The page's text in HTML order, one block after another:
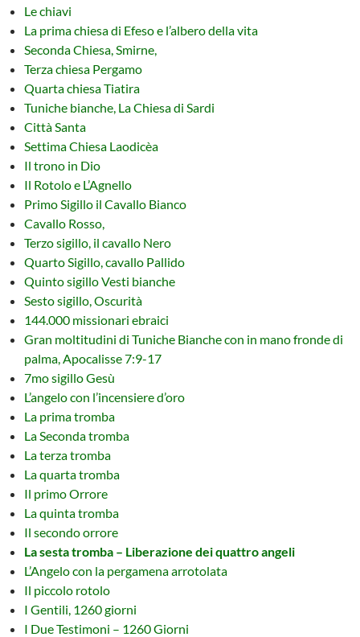
Le chiavi
La prima chiesa di Efeso e l’albero della vita
Seconda Chiesa, Smirne,
Terza chiesa Pergamo
Quarta chiesa Tiatira
Tuniche bianche, La Chiesa di Sardi
Città Santa
Settima Chiesa Laodicèa
Il trono in Dio
Il Rotolo e L’Agnello
Primo Sigillo il Cavallo Bianco
Cavallo Rosso,
Terzo sigillo, il cavallo Nero
Quarto Sigillo, cavallo Pallido
Quinto sigillo Vesti bianche
Sesto sigillo, Oscurità
144.000 missionari ebraici
Gran moltitudini di Tuniche Bianche con in mano fronde di
palma, Apocalisse 7:9-17
7mo sigillo Gesù
L’angelo con l’incensiere d’oro
La prima tromba
La Seconda tromba
La terza tromba
La quarta tromba
Il primo Orrore
La quinta tromba
Il secondo orrore
La sesta tromba – Liberazione dei quattro angeli
L’Angelo con la pergamena arrotolata
Il piccolo rotolo
I Gentili, 1260 giorni
I Due Testimoni – 1260 Giorni